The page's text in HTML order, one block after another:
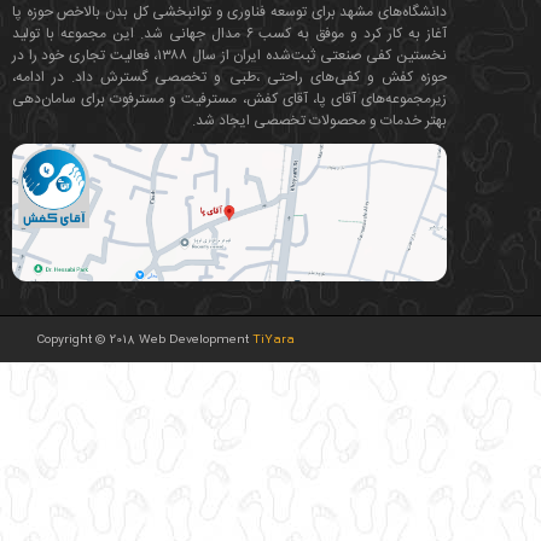
دانشگاه‌های مشهد برای توسعه فناوری‌ و توانبخشی کل بدن بالاخص حوزه پا
آغاز به کار کرد و موفق به کسب ۶ مدال جهانی شد. این مجموعه با تولید
نخستین کفی صنعتی ثبت‌شده ایران از سال ۱۳۸۸، فعالیت تجاری خود را در
حوزه کفش و کفی‌های راحتی ،طبی و تخصصی گسترش داد. در ادامه،
زیرمجموعه‌های آقای پا، آقای کفش، مسترفیت و مسترفوت برای سامان‌دهی
بهتر خدمات و محصولات تخصصی ایجاد شد.
Copyright © 2018 Web DevelopmentTiYara